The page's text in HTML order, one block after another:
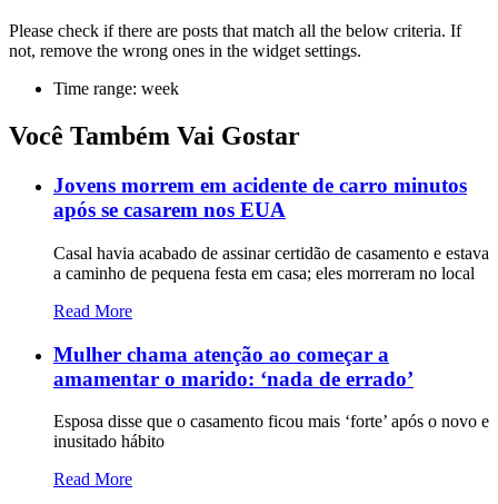
Please check if there are posts that match all the below criteria. If
not, remove the wrong ones in the widget settings.
Time range: week
Você Também Vai Gostar
Jovens morrem em acidente de carro minutos
após se casarem nos EUA
Casal havia acabado de assinar certidão de casamento e estava
a caminho de pequena festa em casa; eles morreram no local
Read More
Mulher chama atenção ao começar a
amamentar o marido: ‘nada de errado’
Esposa disse que o casamento ficou mais ‘forte’ após o novo e
inusitado hábito
Read More